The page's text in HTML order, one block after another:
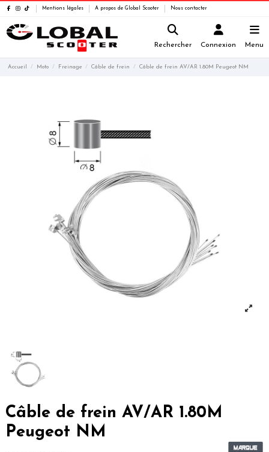
Mentions légales A propos de Global Scooter Nous contacter
Rechercher Connexion Menu
Accueil Moto Freinage Câble de frein Câble de frein AV/AR 1.80M Peugeot NM
Câble de frein AV/AR 1.80M
Peugeot NM